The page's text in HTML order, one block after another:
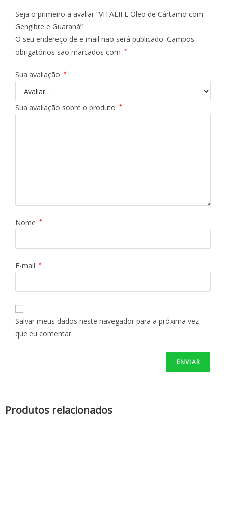
Seja o primeiro a avaliar “VITALIFE Óleo de Cártamo com
Gengibre e Guaraná”
O seu endereço de e-mail não será publicado. Campos
obrigatórios são marcados com *
Sua avaliação *
Sua avaliação sobre o produto *
Nome *
E-mail *
Salvar meus dados neste navegador para a próxima vez
que eu comentar.
Produtos relacionados